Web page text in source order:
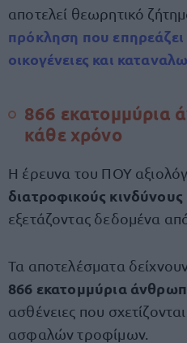
αποτελεί θεωρητικό
πρόκληση που
οικογένειες και
866 εκατομμύρια
κάθε χρόνο
Η έρευνα του ΠΟΥ
διατροφικούς κινδύνους
εξετάζοντας δεδομένα
Τα αποτελέσματα
866 εκατομμύρια
ασθένειες που
ασφαλών τροφίμων.